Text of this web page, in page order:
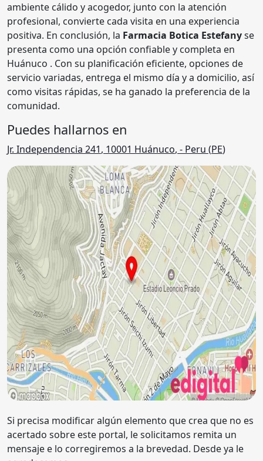
ambiente cálido y acogedor, junto con la atención
profesional, convierte cada visita en una experiencia
positiva. En conclusión, la Farmacia Botica Estefanyse
presenta como una opción confiable y completa en
Huánuco . Con su planificación eficiente, opciones de
servicio variadas, entrega el mismo día y a domicilio, así
como visitas rápidas, se ha ganado la preferencia de la
comunidad.
Puedes hallarnos en
Jr. Independencia 241, 10001 Huánuco, - Peru (PE)
Si precisa modificar algún elemento que crea que no es
acertado sobre este portal, le solicitamos remita un
mensaje e lo corregiremos a la brevedad. Desde ya le